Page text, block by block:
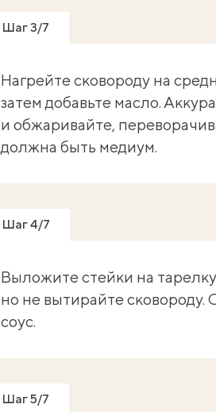
Шаг 3/7
Нагрейте сковороду на
затем добавьте масло.
и обжаривайте,
должна быть медиум.
Шаг 4/7
Выложите стейки на
но не вытирайте сковороду.
соус.
Шаг 5/7